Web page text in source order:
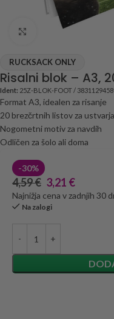
Click to enlarge
RUCKSACK ONLY
Risalni blok – A3,
Ident: 25Z-BLOK-FOOT /
Format A3, idealen za risanje
20 brezčrtnih listov za
Nogometni motiv za navdih
Odličen za šolo ali doma
-30%
4,59€ 3,21 €
Najnižja cena v zadnjih 30
Na zalogi